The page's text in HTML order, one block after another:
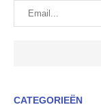
CATEGORIEËN